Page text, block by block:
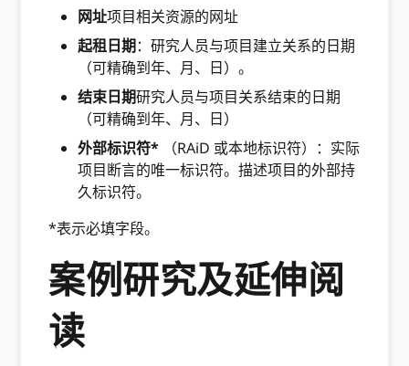
网址项目相关资源的网址
起租日期：研究人员与项目建立关系的日期
（可精确到年、月、日）。
结束日期研究人员与项目关系结束的日期
（可精确到年、月、日）
外部标识符* （RAiD 或本地标识符）：实际
项目断言的唯一标识符。描述项目的外部持
久标识符。
*表示必填字段。
案例研究及延伸阅
读